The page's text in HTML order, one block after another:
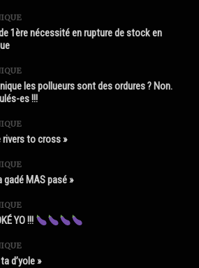
1ère nécessité en rupture de stock en
les pollueurs sont des ordures ? Non.
es !!!
rivers to cross »
gadé MAS pasé »
YO !!!
d’yole »